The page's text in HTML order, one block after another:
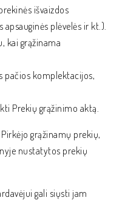
išvaizdos
plėvelės ir kt.).
kai grąžinama
pačios komplektacijos,
Prekių grąžinimo aktą.
grąžinamų prekių,
nustatytos prekių
gali siųsti jam